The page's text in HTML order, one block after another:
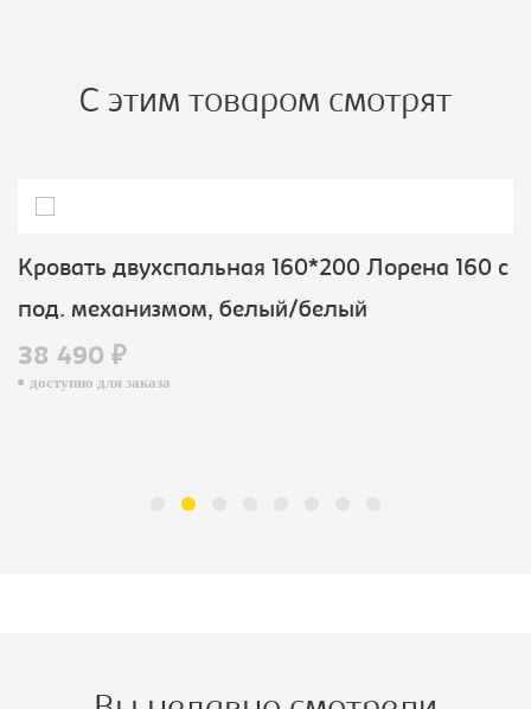
С этим товаром смотрят
Кровать двухспальная 160*200 Лорена 160 с
под. механизмом, белый/белый
38 490 ₽
доступно для заказа